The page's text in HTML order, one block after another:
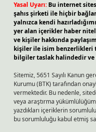
Yasal Uyarı: Bu internet
şahıs şirketi ile hiçbir
yalnızca kendi
yer alan içerikler haber
ve kişiler hakkında
kişiler ile isim benzerlikleri
bilgiler taslak halindedir ve
Sitemiz, 5651 Sayılı Kanun
Kurumu (BTK) tarafından
vermektedir. Bu nedenle,
veya araştırma
yazdıkları içeriklerin
bu sorumluluğu kabul etmiş